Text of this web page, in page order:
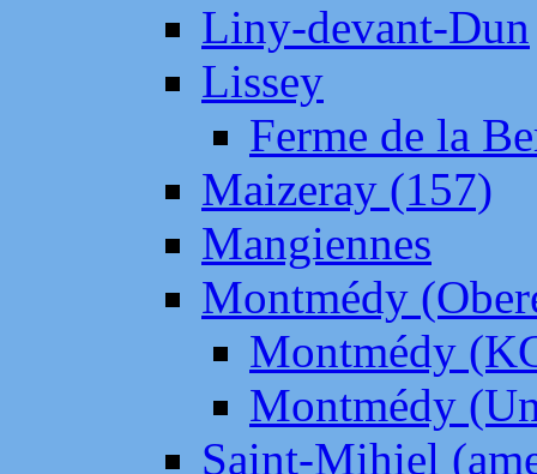
Liny-devant-Dun
Lissey
Ferme de la
Maizeray (157)
Mangiennes
Montmédy
Montmédy
Montmédy
Saint-Mihiel